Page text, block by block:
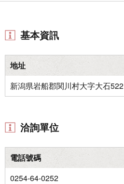
基本資訊
地址
新潟県岩船郡関川村大字大石522
洽詢單位
電話號碼
0254-64-0252